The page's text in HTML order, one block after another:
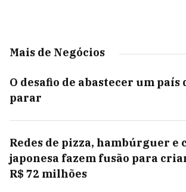
Mais de Negócios
O desafio de abastecer um país
parar
Redes de pizza, hambúrguer
japonesa fazem fusão para
R$ 72 milhões